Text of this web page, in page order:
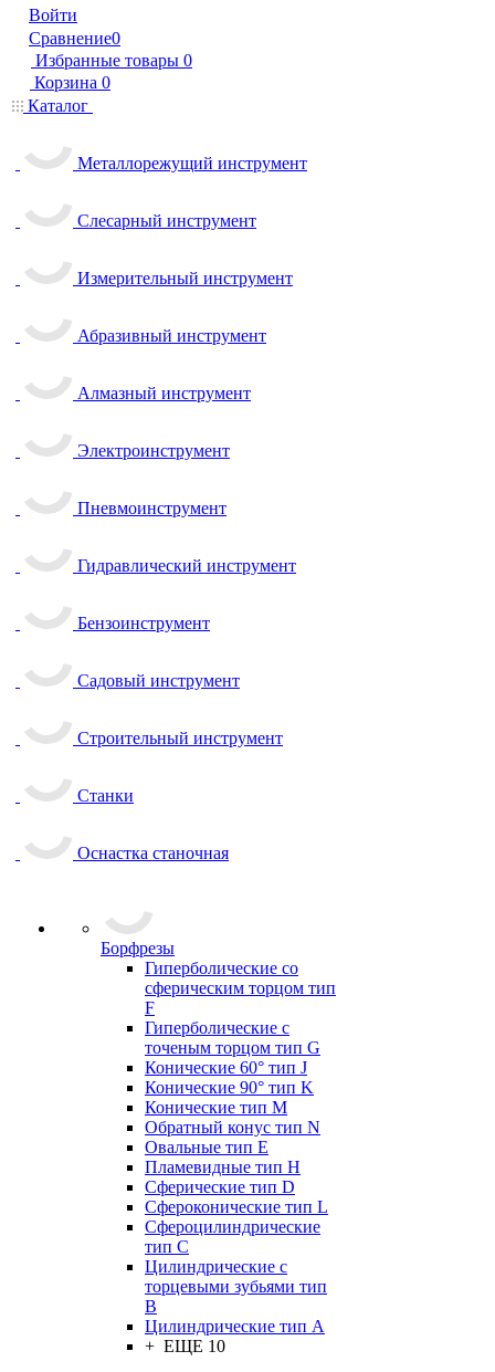
Войти
Сравнение0
Избранные товары 0
Корзина 0
Каталог
Металлорежущий инструмент
Слесарный инструмент
Измерительный инструмент
Абразивный инструмент
Алмазный инструмент
Электроинструмент
Пневмоинструмент
Гидравлический инструмент
Бензоинструмент
Садовый инструмент
Строительный инструмент
Станки
Оснастка станочная
Борфрезы
Гиперболические cо
сферическим торцом тип
F
Гиперболические с
точеным торцом тип G
Конические 60° тип J
Конические 90° тип K
Конические тип M
Обратный конус тип N
Овальные тип E
Пламевидные тип H
Сферические тип D
Сфероконические тип L
Сфероцилиндрические
тип C
Цилиндрические с
торцевыми зубьями тип
B
Цилиндрические тип А
+ ЕЩЕ 10